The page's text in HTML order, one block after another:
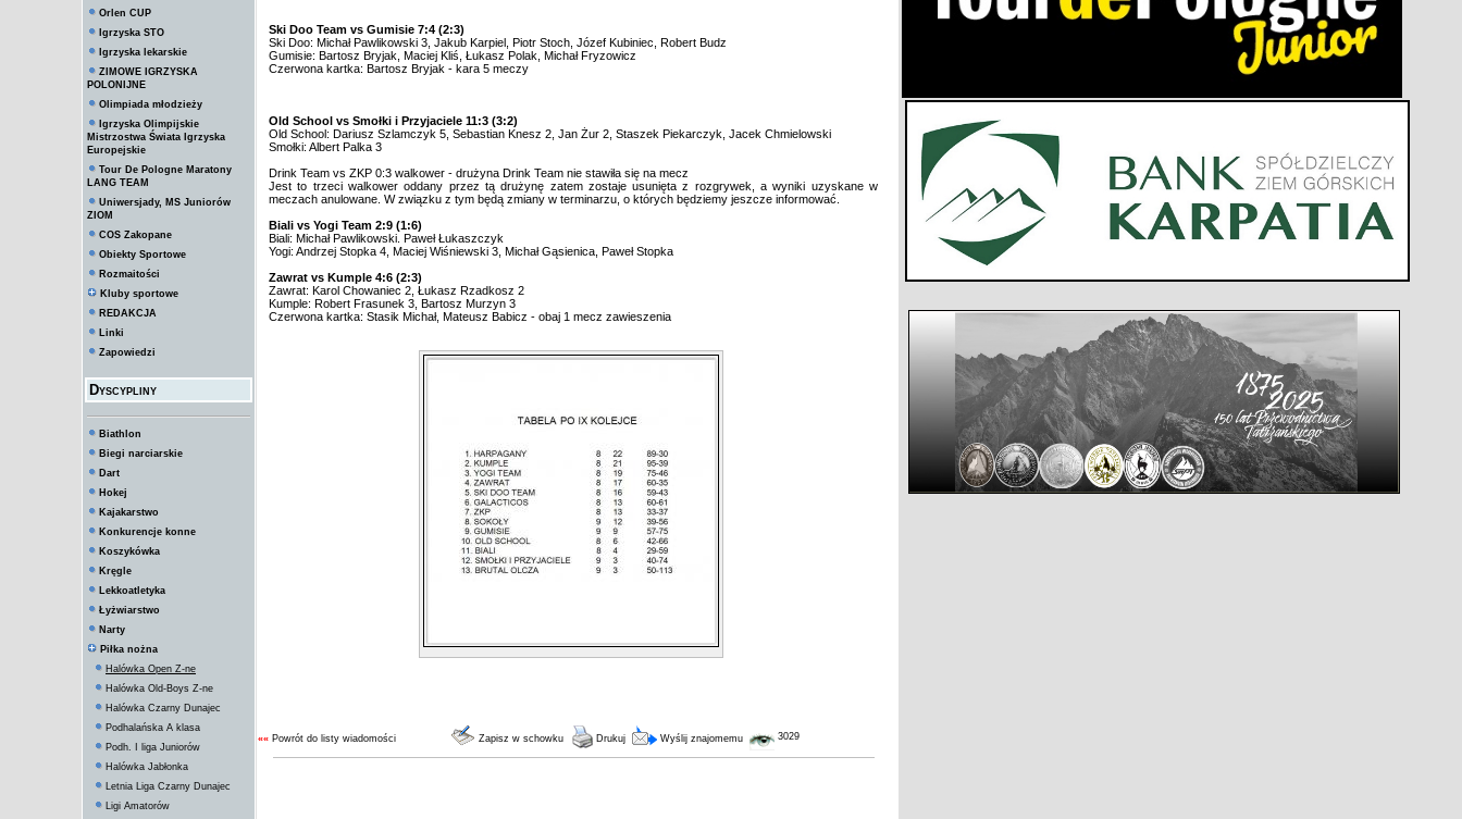
Orlen CUP
Igrzyska STO
Igrzyska lekarskie
ZIMOWE IGRZYSKA
POLONIJNE
Olimpiada młodzieży
Igrzyska Olimpijskie
Mistrzostwa Świata Igrzyska
Europejskie
Tour De Pologne Maratony
LANG TEAM
Uniwersjady, MS Juniorów
ZIOM
COS Zakopane
Obiekty Sportowe
Rozmaitości
Kluby sportowe
REDAKCJA
Linki
Zapowiedzi
Dyscypliny
Biathlon
Biegi narciarskie
Dart
Hokej
Kajakarstwo
Konkurencje konne
Koszykówka
Kręgle
Lekkoatletyka
Łyżwiarstwo
Narty
Piłka nożna
Halówka Open Z-ne
Halówka Old-Boys Z-ne
Halówka Czarny Dunajec
Podhalańska A klasa
Podh. I liga Juniorów
Halówka Jabłonka
Letnia Liga Czarny Dunajec
Ligi Amatorów
Ski Doo Team vs Gumisie 7:4 (2:3)
Ski Doo: Michał Pawlikowski 3, Jakub Karpiel, Piotr Stoch, Józef Kubiniec, Robert Budz
Gumisie: Bartosz Bryjak, Maciej Kliś, Łukasz Polak, Michał Fryzowicz
Czerwona kartka: Bartosz Bryjak - kara 5 meczy
Old School vs Smołki i Przyjaciele 11:3 (3:2)
Old School: Dariusz Szlamczyk 5, Sebastian Knesz 2, Jan Żur 2, Staszek Piekarczyk, Jacek Chmielowski
Smołki: Albert Palka 3
Drink Team vs ZKP 0:3 walkower - drużyna Drink Team nie stawiła się na mecz
Jest to trzeci walkower oddany przez tą drużynę zatem zostaje usunięta z rozgrywek, a wyniki uzyskane w
meczach anulowane. W związku z tym będą zmiany w terminarzu, o których będziemy jeszcze informować.
Biali vs Yogi Team 2:9 (1:6)
Biali: Michał Pawlikowski. Paweł Łukaszczyk
Yogi: Andrzej Stopka 4, Maciej Wiśniewski 3, Michał Gąsienica, Paweł Stopka
Zawrat vs Kumple 4:6 (2:3)
Zawrat: Karol Chowaniec 2, Łukasz Rzadkosz 2
Kumple: Robert Frasunek 3, Bartosz Murzyn 3
Czerwona kartka: Stasik Michał, Mateusz Babicz - obaj 1 mecz zawieszenia
«« Powrót do listy wiadomości Zapisz w schowku Drukuj Wyślij znajomemu 3029